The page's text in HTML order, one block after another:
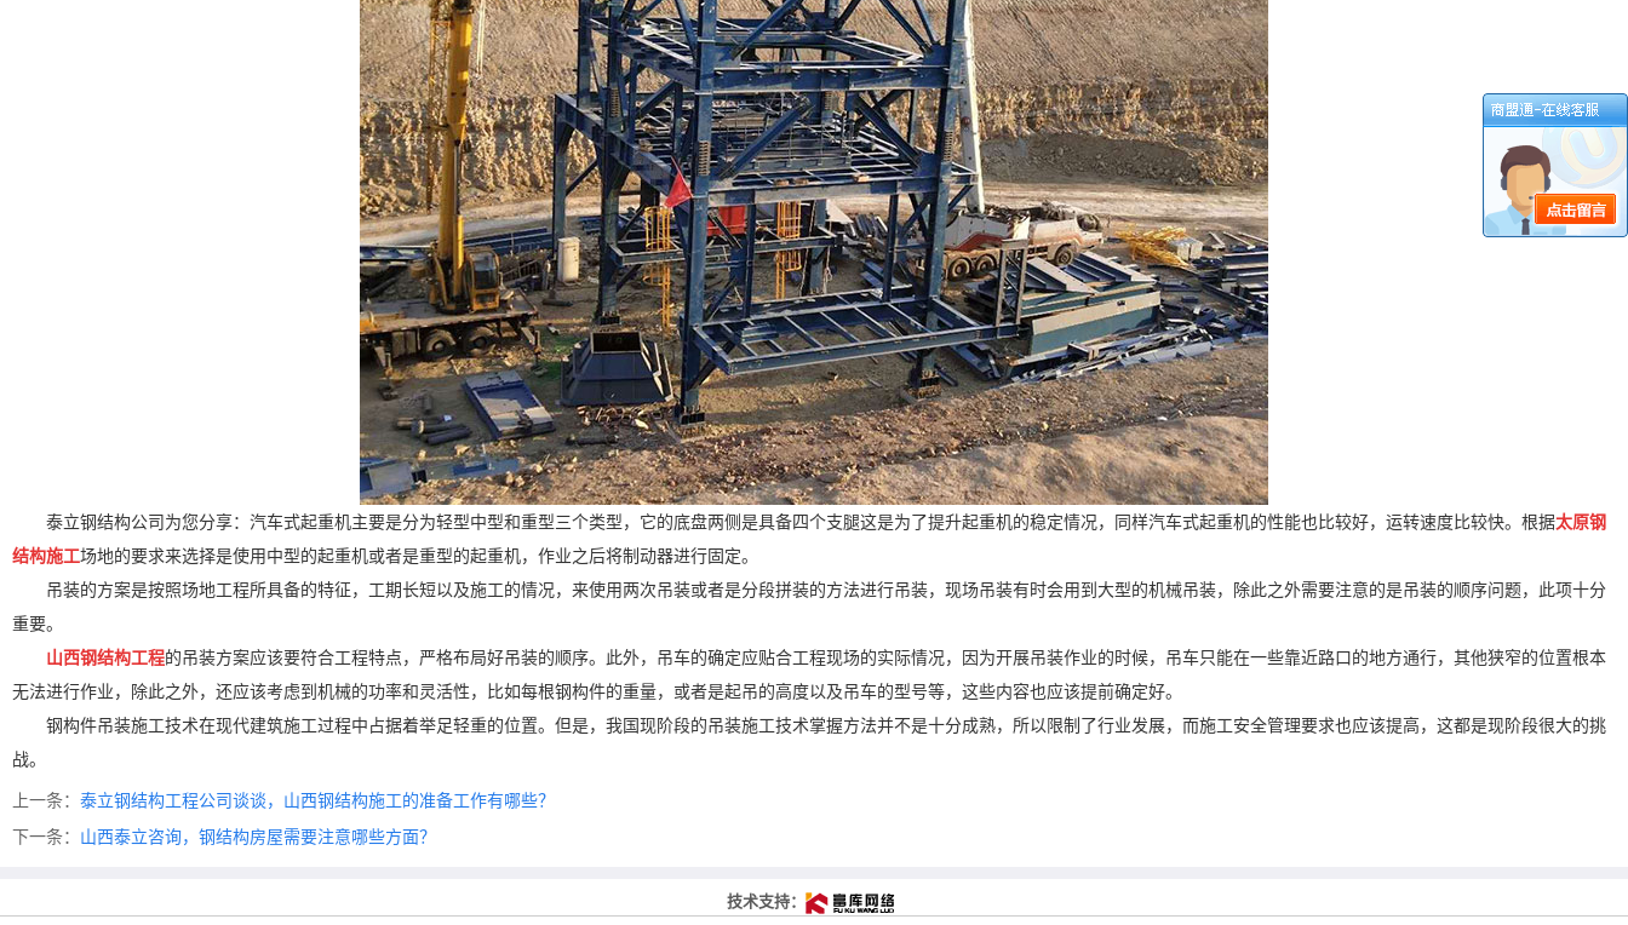
泰立钢结构公司为您分享：汽车式起重机主要是分为轻型中型和重型三个类型，它的底盘两侧是具备四个支腿这是为了提升起重机的稳定情况，同样汽车式起重机的性能也比较好，运转速度比较快。根据太原钢
结构施工场地的要求来选择是使用中型的起重机或者是重型的起重机，作业之后将制动器进行固定。
吊装的方案是按照场地工程所具备的特征，工期长短以及施工的情况，来使用两次吊装或者是分段拼装的方法进行吊装，现场吊装有时会用到大型的机械吊装，除此之外需要注意的是吊装的顺序问题，此项十分
重要。
山西钢结构工程的吊装方案应该要符合工程特点，严格布局好吊装的顺序。此外，吊车的确定应贴合工程现场的实际情况，因为开展吊装作业的时候，吊车只能在一些靠近路口的地方通行，其他狭窄的位置根本
无法进行作业，除此之外，还应该考虑到机械的功率和灵活性，比如每根钢构件的重量，或者是起吊的高度以及吊车的型号等，这些内容也应该提前确定好。
钢构件吊装施工技术在现代建筑施工过程中占据着举足轻重的位置。但是，我国现阶段的吊装施工技术掌握方法并不是十分成熟，所以限制了行业发展，而施工安全管理要求也应该提高，这都是现阶段很大的挑
战。
上一条： 泰立钢结构工程公司谈谈，山西钢结构施工的准备工作有哪些？
下一条： 山西泰立咨询，钢结构房屋需要注意哪些方面？
技术支持：